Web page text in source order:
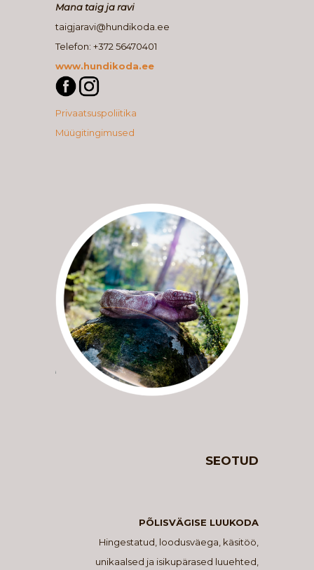
Mana taig ja ravi
taigjaravi@hundikoda.ee
Telefon: +372 56470401
www.hundikoda.ee
Privaatsuspoliitika
Müügitingimused
SEOTUD
PÕLISVÄGISE LUUKODA
Hingestatud, loodusväega, käsitöö,
unikaalsed ja isikupärased luuehted,